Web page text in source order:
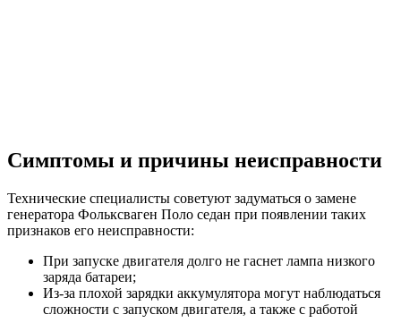
Симптомы и причины неисправности
Технические специалисты советуют задуматься о замене
генератора Фольксваген Поло седан при появлении таких
признаков его неисправности:
При запуске двигателя долго не гаснет лампа низкого
заряда батареи;
Из-за плохой зарядки аккумулятора могут наблюдаться
сложности с запуском двигателя, а также с работой